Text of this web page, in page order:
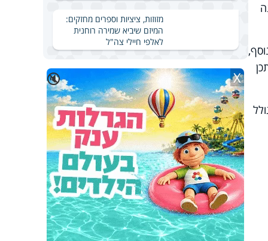
מזוזות, ציציות וספרים מחזקים:
המיזם שיביא שמירה רוחנית
לאלפי חיילי צה"ל
🔇 X